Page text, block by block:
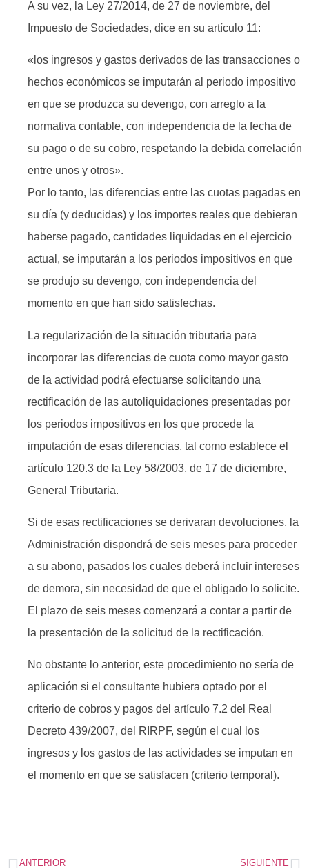
A su vez, la Ley 27/2014, de 27 de noviembre, del
Impuesto de Sociedades, dice en su artículo 11:
«los ingresos y gastos derivados de las transacciones o
hechos económicos se imputarán al periodo impositivo
en que se produzca su devengo, con arreglo a la
normativa contable, con independencia de la fecha de
su pago o de su cobro, respetando la debida correlación
entre unos y otros».
Por lo tanto, las diferencias entre las cuotas pagadas en
su día (y deducidas) y los importes reales que debieran
haberse pagado, cantidades liquidadas en el ejercicio
actual, se imputarán a los periodos impositivos en que
se produjo su devengo, con independencia del
momento en que han sido satisfechas.
La regularización de la situación tributaria para
incorporar las diferencias de cuota como mayor gasto
de la actividad podrá efectuarse solicitando una
rectificación de las autoliquidaciones presentadas por
los periodos impositivos en los que procede la
imputación de esas diferencias, tal como establece el
artículo 120.3 de la Ley 58/2003, de 17 de diciembre,
General Tributaria.
Si de esas rectificaciones se derivaran devoluciones, la
Administración dispondrá de seis meses para proceder
a su abono, pasados los cuales deberá incluir intereses
de demora, sin necesidad de que el obligado lo solicite.
El plazo de seis meses comenzará a contar a partir de
la presentación de la solicitud de la rectificación.
No obstante lo anterior, este procedimiento no sería de
aplicación si el consultante hubiera optado por el
criterio de cobros y pagos del artículo 7.2 del Real
Decreto 439/2007, del RIRPF, según el cual los
ingresos y los gastos de las actividades se imputan en
el momento en que se satisfacen (criterio temporal).
ANTERIOR SIGUIENTE